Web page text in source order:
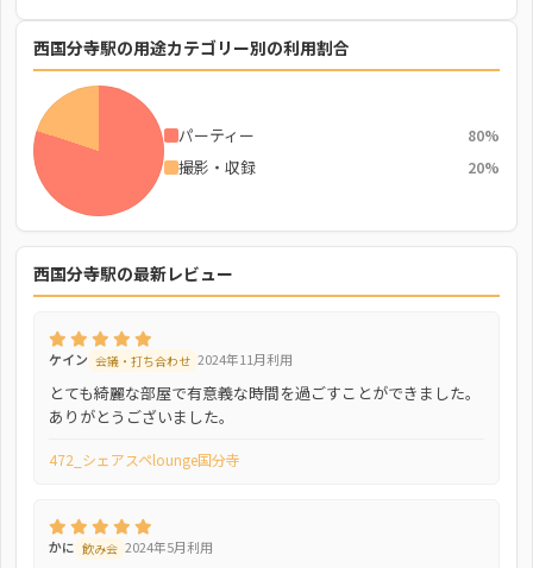
西国分寺駅の用途カテゴリー別の利用割合
パーティー 80%
撮影・収録 20%
西国分寺駅の最新レビュー
ケイン 会議・打ち合わせ 2024年11月利用
とても綺麗な部屋で有意義な時間を過ごすことができました。
ありがとうございました。
472_シェアスペlounge国分寺
かに 飲み会 2024年5月利用